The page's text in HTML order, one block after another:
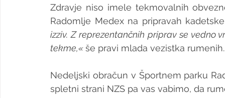
Zdravje niso imele tekmovalnih
Radomlje Medex na pripravah
izziv. Z reprezentančnih priprav se vedno
tekme,« še pravi mlada vezistka rumenih.
Nedeljski obračun v Športnem parku
spletni strani NZS pa vas vabimo, da